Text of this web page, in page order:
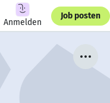
Anmelden
Job posten